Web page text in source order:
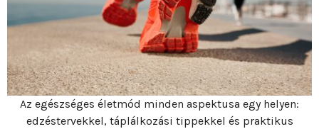
Az egészséges életmód minden aspektusa egy helyen:
edzéstervekkel, táplálkozási tippekkel és praktikus